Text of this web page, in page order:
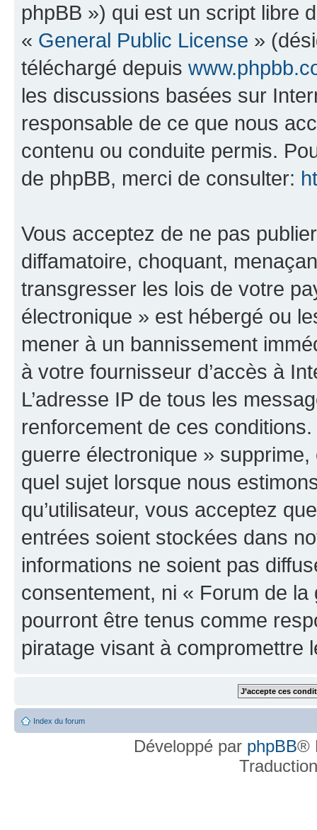
phpBB ») qui est un script libre
« General Public License »
téléchargé depuis
les discussions basées sur
responsable de ce que nous
contenu ou conduite permis.
de phpBB, merci de consulter:
Vous acceptez de ne pas
diffamatoire, choquant,
transgresser les lois de votre
électronique » est hébergé ou
mener à un bannissement
à votre fournisseur d’accès à
L’adresse IP de tous les
renforcement de ces
guerre électronique »
quel sujet lorsque nous
qu’utilisateur, vous acceptez
entrées soient stockées dans
informations ne soient pas
consentement, ni « Forum de
pourront être tenus comme
piratage visant à compromettre
Index du forum
Développé par phpBB®